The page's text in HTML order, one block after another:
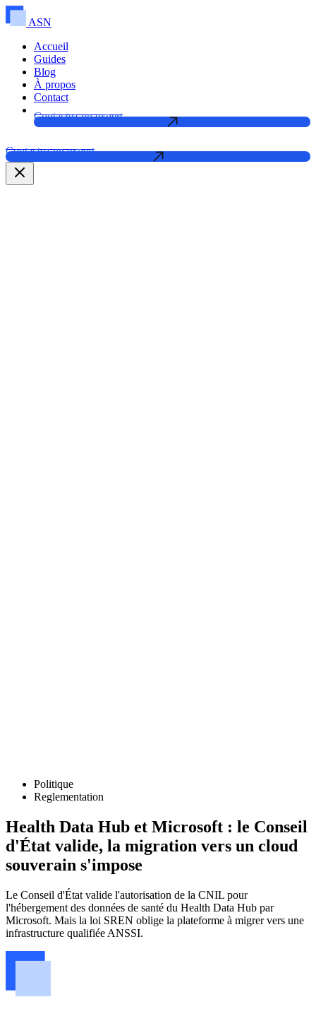
ASN
Accueil
Guides
Blog
À propos
Contact
Contactez un expert
Contactez un expert
Politique
Reglementation
Health Data Hub et Microsoft : le Conseil
d'État valide, la migration vers un cloud
souverain s'impose
Le Conseil d'État valide l'autorisation de la CNIL pour
l'hébergement des données de santé du Health Data Hub par
Microsoft. Mais la loi SREN oblige la plateforme à migrer vers une
infrastructure qualifiée ANSSI.